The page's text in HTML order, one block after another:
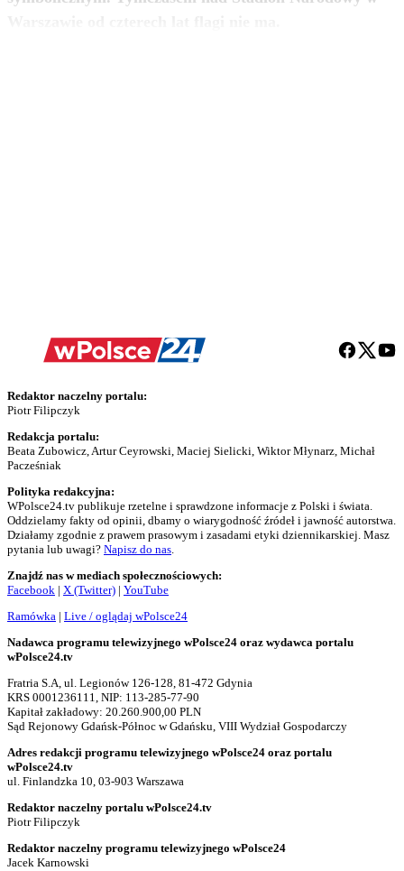
zobacz więcej
Redaktor naczelny portalu:
Piotr Filipczyk
Redakcja portalu:
Beata Zubowicz, Artur Ceyrowski, Maciej Sielicki, Wiktor Młynarz, Michał
Pacześniak
Polityka redakcyjna:
WPolsce24.tv publikuje rzetelne i sprawdzone informacje z Polski i świata.
Oddzielamy fakty od opinii, dbamy o wiarygodność źródeł i jawność autorstwa.
Działamy zgodnie z prawem prasowym i zasadami etyki dziennikarskiej. Masz
pytania lub uwagi? Napisz do nas.
Znajdź nas w mediach społecznościowych:
Facebook | X (Twitter) | YouTube
Ramówka | Live / oglądaj wPolsce24
Nadawca programu telewizyjnego wPolsce24 oraz wydawca portalu
wPolsce24.tv
Fratria S.A, ul. Legionów 126-128, 81-472 Gdynia
KRS 0001236111, NIP: 113-285-77-90
Kapitał zakładowy: 20.260.900,00 PLN
Sąd Rejonowy Gdańsk-Północ w Gdańsku, VIII Wydział Gospodarczy
Adres redakcji programu telewizyjnego wPolsce24 oraz portalu
wPolsce24.tv
ul. Finlandzka 10, 03-903 Warszawa
Redaktor naczelny portalu wPolsce24.tv
Piotr Filipczyk
Redaktor naczelny programu telewizyjnego wPolsce24
Jacek Karnowski